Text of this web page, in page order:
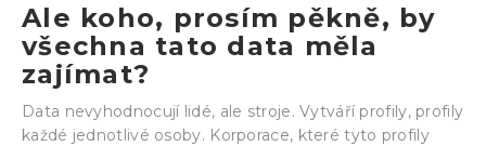
Ale koho, prosím pěkně, by
všechna tato data měla
zajímat?
Data nevyhodnocují lidé, ale stroje. Vytváří profily, profily
každé jednotlivé osoby. Korporace, které tyto profily